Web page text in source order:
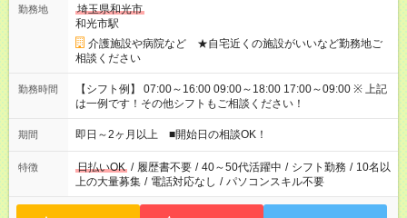
勤務地
埼玉県和光市
和光市駅
介護施設や病院など ★自宅近くの施設がいいなど勤務地ご
相談ください
勤務時間
【シフト例】 07:00～16:00 09:00～18:00 17:00～09:00 ※ 上記
は一例です！その他シフトもご相談ください！
期間 即日～2ヶ月以上 ■開始日の相談OK！
特徴 日払いOK / 履歴書不要 / 40～50代活躍中 / シフト勤務 / 10名以
上の大量募集 / 電話対応なし / パソコンスキル不要